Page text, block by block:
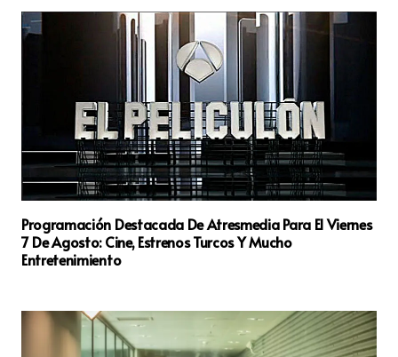
Programación Destacada De Atresmedia Para El Viernes
7 De Agosto: Cine, Estrenos Turcos Y Mucho
Entretenimiento